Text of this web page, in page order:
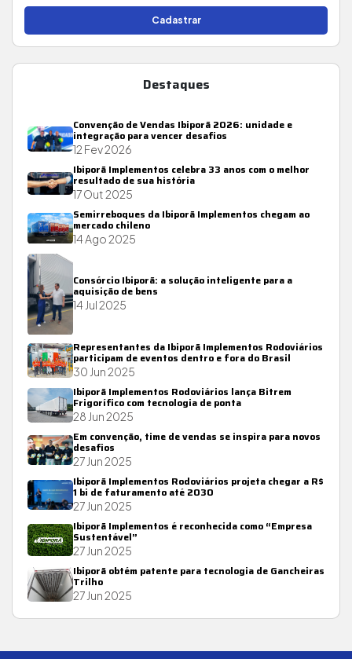
Cadastrar
Destaques
Convenção de Vendas Ibiporã 2026: unidade e
integração para vencer desafios
12 Fev 2026
Ibiporã Implementos celebra 33 anos com o melhor
resultado de sua história
17 Out 2025
Semirreboques da Ibiporã Implementos chegam ao
mercado chileno
14 Ago 2025
Consórcio Ibiporã: a solução inteligente para a
aquisição de bens
14 Jul 2025
Representantes da Ibiporã Implementos Rodoviários
participam de eventos dentro e fora do Brasil
30 Jun 2025
Ibiporã Implementos Rodoviários lança Bitrem
Frigorífico com tecnologia de ponta
28 Jun 2025
Em convenção, time de vendas se inspira para novos
desafios
27 Jun 2025
Ibiporã Implementos Rodoviários projeta chegar a R$
1 bi de faturamento até 2030
27 Jun 2025
Ibiporã Implementos é reconhecida como “Empresa
Sustentável”
27 Jun 2025
Ibiporã obtém patente para tecnologia de Gancheiras
Trilho
27 Jun 2025